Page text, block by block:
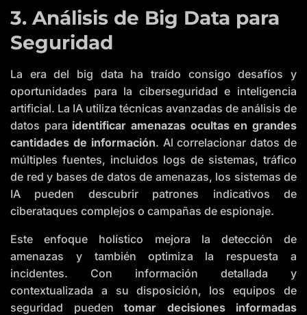
3. Análisis de Big Data para
Seguridad
La era del big data ha traído consigo desafíos y
oportunidades para la ciberseguridad e inteligencia
artificial. La IA utiliza técnicas avanzadas de análisis de
datos para identificar amenazas ocultas en grandes
cantidades de información. Al correlacionar datos de
múltiples fuentes, incluidos logs de sistemas, tráfico
de red y bases de datos de amenazas, los sistemas de
IA pueden descubrir patrones indicativos de
ciberataques complejos o campañas de espionaje.
Este enfoque holístico mejora la detección de
amenazas y también optimiza la respuesta a
incidentes. Con información detallada y
contextualizada a su disposición, los equipos de
seguridad pueden tomar decisiones informadas